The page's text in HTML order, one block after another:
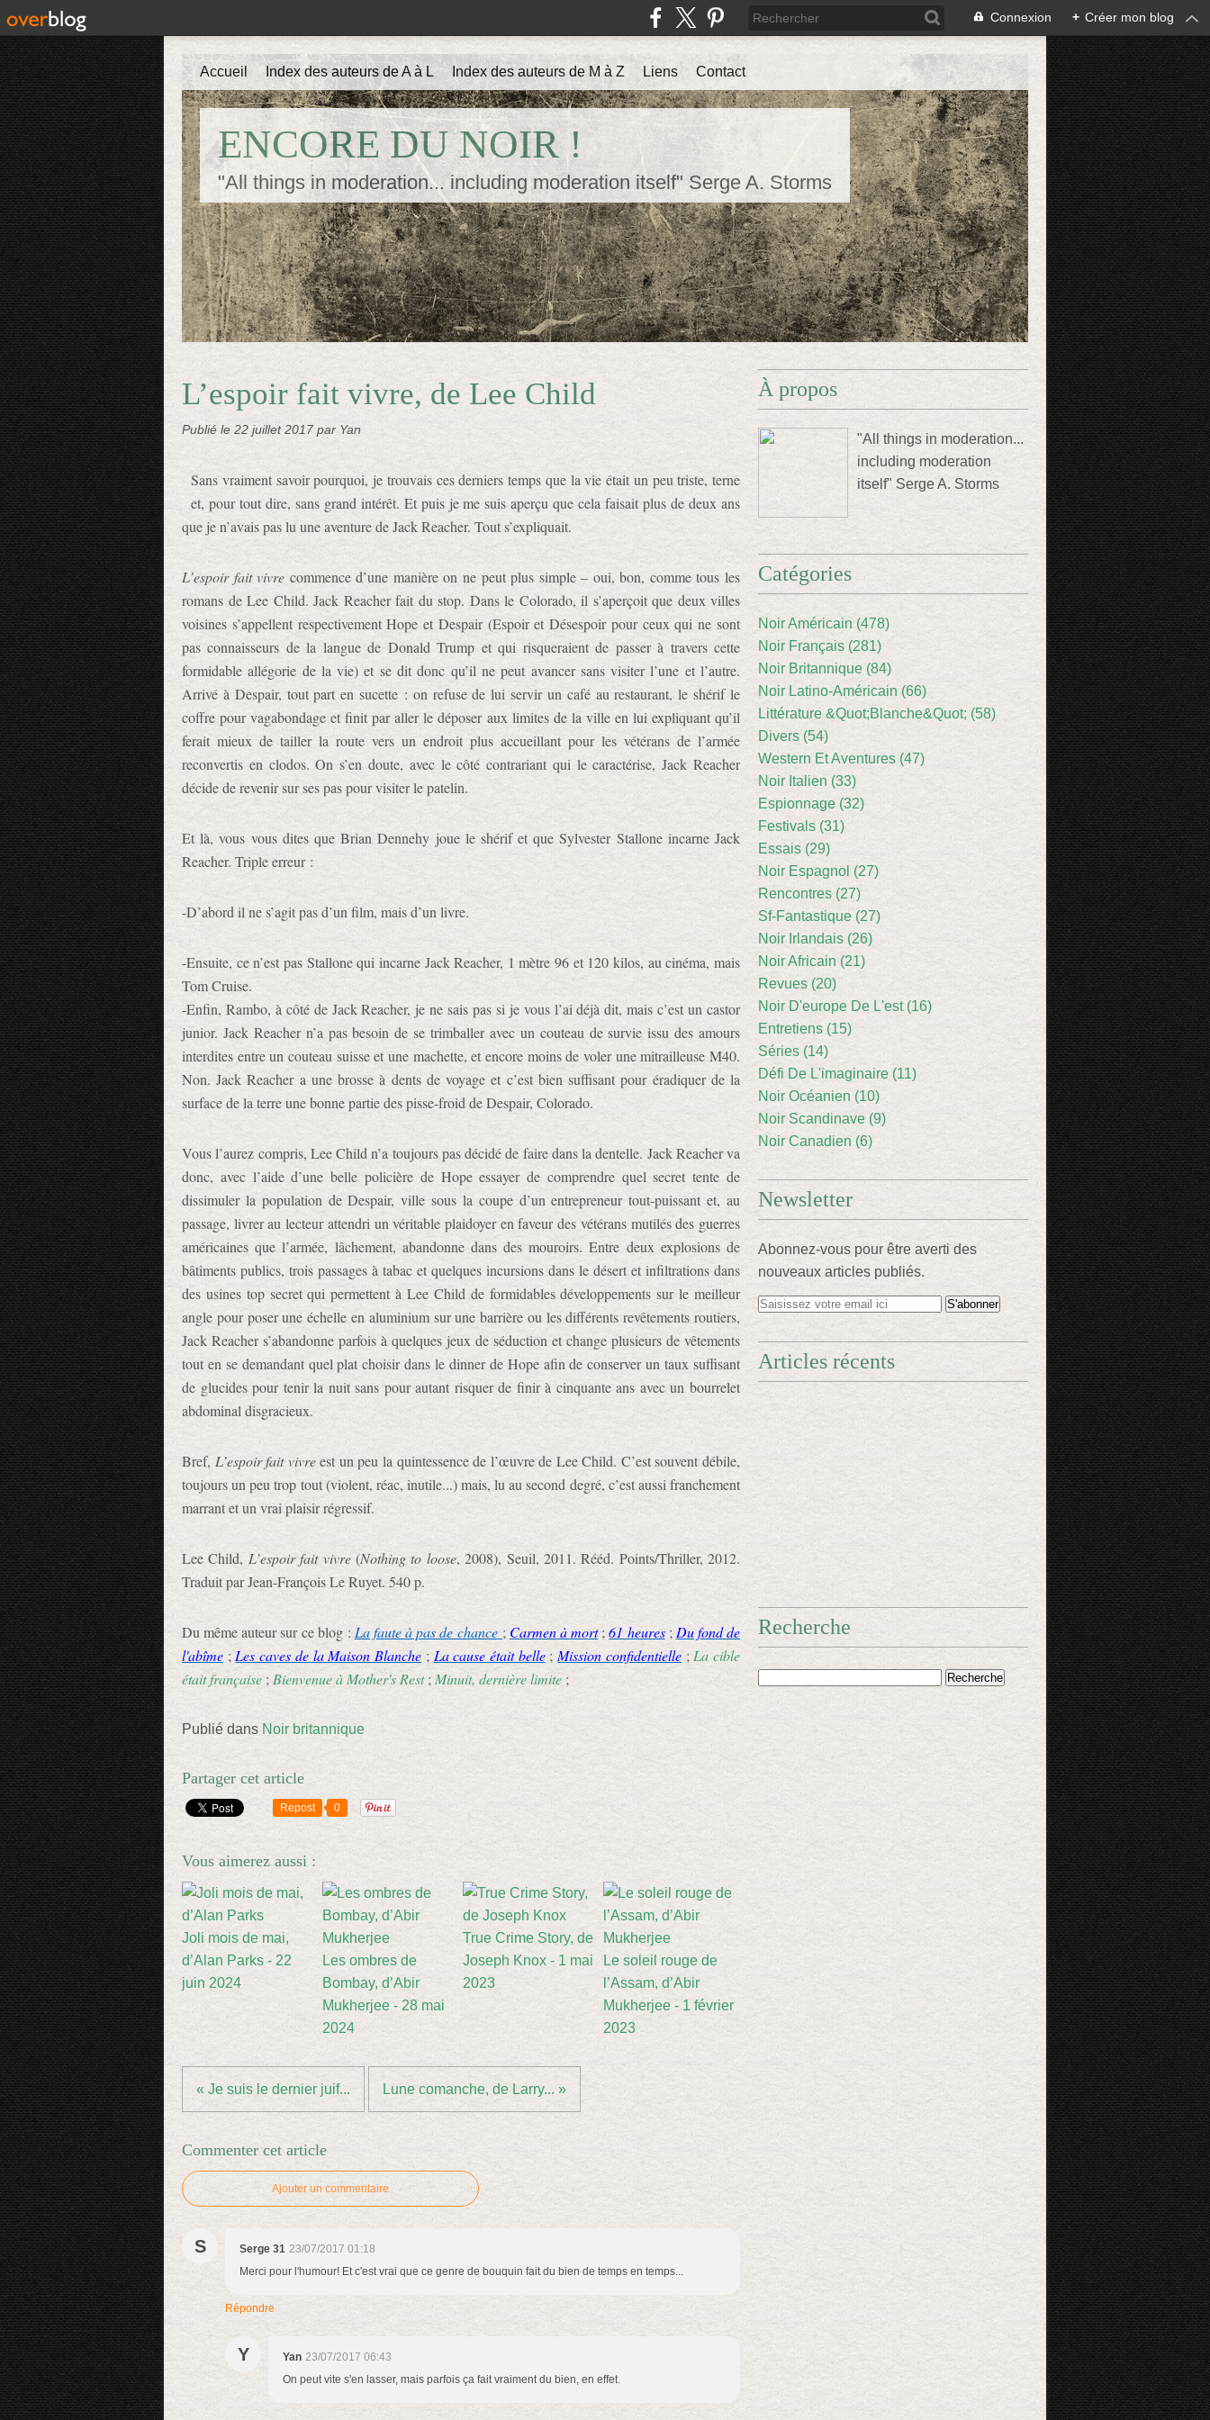
Connexion + Créer mon blog
ENCORE DU NOIR !
"All things in moderation... including moderation itself" Serge A. Storms
Accueil Index des auteurs de A à L Index des auteurs de M à Z Liens Contact
L’espoir fait vivre, de Lee Child
Publié le 22 juillet 2017 par Yan
Sans vraiment savoir pourquoi, je trouvais ces derniers temps que la vie était un peu triste, terne
et, pour tout dire, sans grand intérêt. Et puis je me suis aperçu que cela faisait plus de deux ans
que je n’avais pas lu une aventure de Jack Reacher. Tout s’expliquait.
L’espoir fait vivre commence d’une manière on ne peut plus simple – oui, bon, comme tous les
romans de Lee Child. Jack Reacher fait du stop. Dans le Colorado, il s’aperçoit que deux villes
voisines s’appellent respectivement Hope et Despair (Espoir et Désespoir pour ceux qui ne sont
pas connaisseurs de la langue de Donald Trump et qui risqueraient de passer à travers cette
formidable allégorie de la vie) et se dit donc qu’il ne peut avancer sans visiter l’une et l’autre.
Arrivé à Despair, tout part en sucette : on refuse de lui servir un café au restaurant, le shérif le
coffre pour vagabondage et finit par aller le déposer aux limites de la ville en lui expliquant qu’il
ferait mieux de tailler la route vers un endroit plus accueillant pour les vétérans de l’armée
reconvertis en clodos. On s’en doute, avec le côté contrariant qui le caractérise, Jack Reacher
décide de revenir sur ses pas pour visiter le patelin.
Et là, vous vous dites que Brian Dennehy joue le shérif et que Sylvester Stallone incarne Jack
Reacher. Triple erreur :
-D’abord il ne s’agit pas d’un film, mais d’un livre.
-Ensuite, ce n’est pas Stallone qui incarne Jack Reacher, 1 mètre 96 et 120 kilos, au cinéma, mais
Tom Cruise.
-Enfin, Rambo, à côté de Jack Reacher, je ne sais pas si je vous l’ai déjà dit, mais c’est un castor
junior. Jack Reacher n’a pas besoin de se trimballer avec un couteau de survie issu des amours
interdites entre un couteau suisse et une machette, et encore moins de voler une mitrailleuse M40.
Non. Jack Reacher a une brosse à dents de voyage et c’est bien suffisant pour éradiquer de la
surface de la terre une bonne partie des pisse-froid de Despair, Colorado.
Vous l’aurez compris, Lee Child n’a toujours pas décidé de faire dans la dentelle. Jack Reacher va
donc, avec l’aide d’une belle policière de Hope essayer de comprendre quel secret tente de
dissimuler la population de Despair, ville sous la coupe d’un entrepreneur tout-puissant et, au
passage, livrer au lecteur attendri un véritable plaidoyer en faveur des vétérans mutilés des guerres
américaines que l’armée, lâchement, abandonne dans des mouroirs. Entre deux explosions de
bâtiments publics, trois passages à tabac et quelques incursions dans le désert et infiltrations dans
des usines top secret qui permettent à Lee Child de formidables développements sur le meilleur
angle pour poser une échelle en aluminium sur une barrière ou les différents revêtements routiers,
Jack Reacher s’abandonne parfois à quelques jeux de séduction et change plusieurs de vêtements
tout en se demandant quel plat choisir dans le dinner de Hope afin de conserver un taux suffisant
de glucides pour tenir la nuit sans pour autant risquer de finir à cinquante ans avec un bourrelet
abdominal disgracieux.
Bref, L’espoir fait vivreest un peu la quintessence de l’œuvre de Lee Child. C’est souvent débile,
toujours un peu trop tout (violent, réac, inutile...) mais, lu au second degré, c’est aussi franchement
marrant et un vrai plaisir régressif.
Lee Child, L’espoir fait vivre(Nothing to loose, 2008), Seuil, 2011. Rééd. Points/Thriller, 2012.
Traduit par Jean-François Le Ruyet. 540 p.
Du même auteur sur ce blog : La faute à pas de chance ; Carmen à mort;61 heures; Du fond de
l'abîme ; Les caves de la Maison Blanche ; La cause était belle; Mission confidentielle; La cible
était française ; Bienvenue à Mother's Rest; Minuit, dernière limite ;
Publié dans Noir britannique
Partager cet article
Repost 0
Vous aimerez aussi :
Joli mois de mai,
d’Alan Parks - 22
juin 2024
Les ombres de
Bombay, d’Abir
Mukherjee - 28 mai
2024
True Crime Story, de
Joseph Knox - 1 mai
2023
Le soleil rouge de
l’Assam, d’Abir
Mukherjee - 1 février
2023
« Je suis le dernier juif... Lune comanche, de Larry... »
Commenter cet article
Ajouter un commentaire
S Serge 31 23/07/2017 01:18
Merci pour l'humour! Et c'est vrai que ce genre de bouquin fait du bien de temps en temps...
Répondre
Y Yan 23/07/2017 06:43
On peut vite s'en lasser, mais parfois ça fait vraiment du bien, en effet.
À propos
"All things in moderation...
including moderation
itself" Serge A. Storms
Catégories
Noir Américain (478)
Noir Français (281)
Noir Britannique (84)
Noir Latino-Américain (66)
Littérature &Quot;Blanche&Quot; (58)
Divers (54)
Western Et Aventures (47)
Noir Italien (33)
Espionnage (32)
Festivals (31)
Essais (29)
Noir Espagnol (27)
Rencontres (27)
Sf-Fantastique (27)
Noir Irlandais (26)
Noir Africain (21)
Revues (20)
Noir D'europe De L'est (16)
Entretiens (15)
Séries (14)
Défi De L'imaginaire (11)
Noir Océanien (10)
Noir Scandinave (9)
Noir Canadien (6)
Newsletter
Abonnez-vous pour être averti des
nouveaux articles publiés.
Articles récents
Recherche